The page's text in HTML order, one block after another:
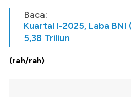
Baca:
Kuartal I-2025, Laba BNI
5,38 Triliun
(rah/rah)